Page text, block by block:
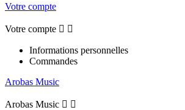
Votre compte
Votre compte  
Informations personnelles
Commandes
Arobas Music
Arobas Music  